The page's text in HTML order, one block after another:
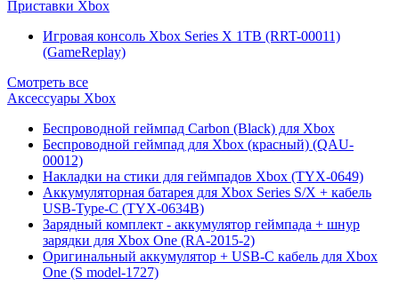
Приставки Xbox
Игровая консоль Xbox Series X 1TB (RRT-00011)
(GameReplay)
Смотреть все
Аксессуары Xbox
Беспроводной геймпад Carbon (Black) для Xbox
Беспроводной геймпад для Xbox (красный) (QAU-
00012)
Накладки на стики для геймпадов Xbox (TYX-0649)
Аккумуляторная батарея для Xbox Series S/X + кабель
USB-Type-C (TYX-0634B)
Зарядный комплект - аккумулятор геймпада + шнур
зарядки для Xbox One (RA-2015-2)
Оригинальный аккумулятор + USB-C кабель для Xbox
One (S model-1727)